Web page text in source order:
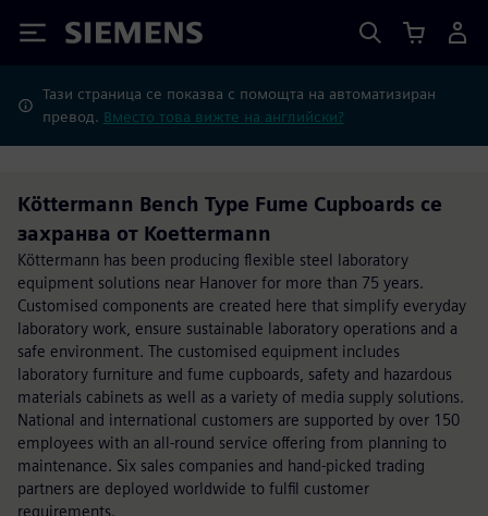
Siemens
Тази страница се показва с помощта на автоматизиран
превод. Вместо това вижте на английски?
Köttermann Bench Type Fume Cupboards се
захранва от Koettermann
Köttermann has been producing flexible steel laboratory
equipment solutions near Hanover for more than 75 years.
Customised components are created here that simplify everyday
laboratory work, ensure sustainable laboratory operations and a
safe environment. The customised equipment includes
laboratory furniture and fume cupboards, safety and hazardous
materials cabinets as well as a variety of media supply solutions.
National and international customers are supported by over 150
employees with an all-round service offering from planning to
maintenance. Six sales companies and hand-picked trading
partners are deployed worldwide to fulfil customer
requirements.